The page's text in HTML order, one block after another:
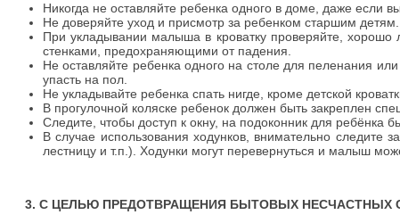
Никогда не оставляйте ребенка одного в доме, даже если
Не доверяйте уход и присмотр за ребенком старшим детям.
При укладывании малыша в кроватку проверяйте, хорошо
стенками, предохраняющими от падения.
Не оставляйте ребенка одного на столе для пеленания
упасть на пол.
Не укладывайте ребенка спать нигде, кроме детской
В прогулочной коляске ребенок должен быть закреплен
Следите, чтобы доступ к окну, на подоконник для ребёнка
В случае использования ходунков, внимательно следите
лестницу и т.п.). Ходунки могут перевернуться и малыш
3. С ЦЕЛЬЮ ПРЕДОТВРАЩЕНИЯ БЫТОВЫХ НЕСЧАСТНЫХ